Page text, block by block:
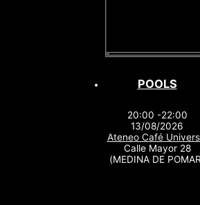
POOLS
20:00 -22:00
13/08/2026
Ateneo Café
Calle Mayor 28
(MEDINA DE